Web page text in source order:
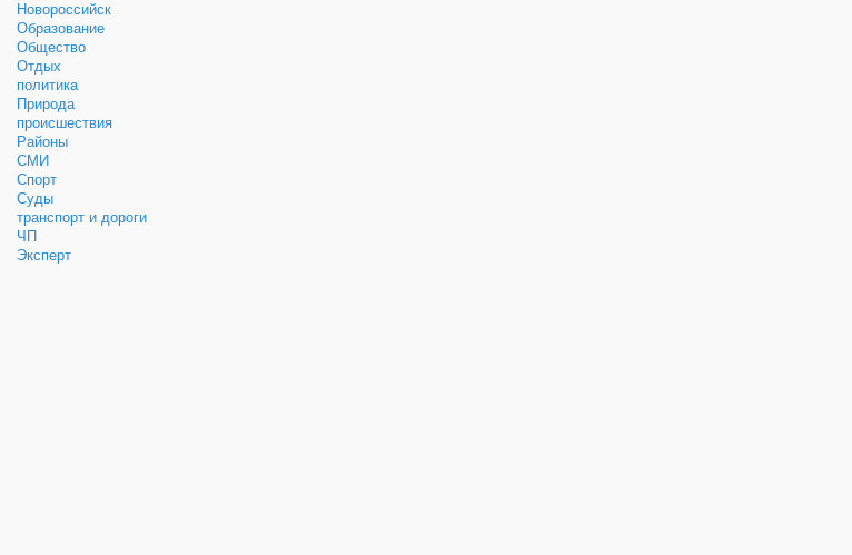
Новороссийск
Образование
Общество
Отдых
политика
Природа
происшествия
Районы
СМИ
Спорт
Суды
транспорт и дороги
ЧП
Эксперт